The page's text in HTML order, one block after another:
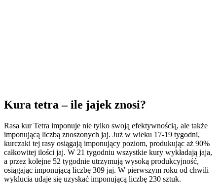
Kura tetra – ile jajek znosi?
Rasa kur Tetra imponuje nie tylko swoją efektywnością, ale także
imponującą liczbą znoszonych jaj. Już w wieku 17-19 tygodni,
kurczaki tej rasy osiągają imponujący poziom, produkując aż 90%
całkowitej ilości jaj. W 21 tygodniu wszystkie kury wykładają jaja,
a przez kolejne 52 tygodnie utrzymują wysoką produkcyjność,
osiągając imponującą liczbę 309 jaj. W pierwszym roku od chwili
wyklucia udaje się uzyskać imponującą liczbę 230 sztuk.